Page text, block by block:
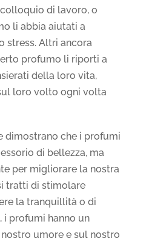
di lavoro, o
li abbia aiutati a
stress. Altri ancora
profumo li riporti a
della loro vita,
loro volto ogni volta
dimostrano che i profumi
di bellezza, ma
per migliorare la nostra
tratti di stimolare
la tranquillità o di
profumi hanno un
umore e sul nostro